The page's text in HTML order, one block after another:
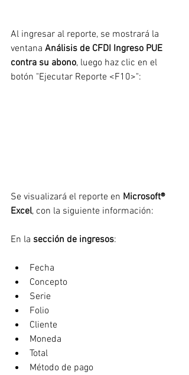
Al ingresar al reporte, se mostrará la
ventana Análisis de CFDI Ingreso PUE
contra su abono, luego haz clic en el
botón "Ejecutar Reporte <F10>":
Se visualizará el reporte en Microsoft®
Excel, con la siguiente información:
En la sección de ingresos:
Fecha
Concepto
Serie
Folio
Cliente
Moneda
Total
Método de pago